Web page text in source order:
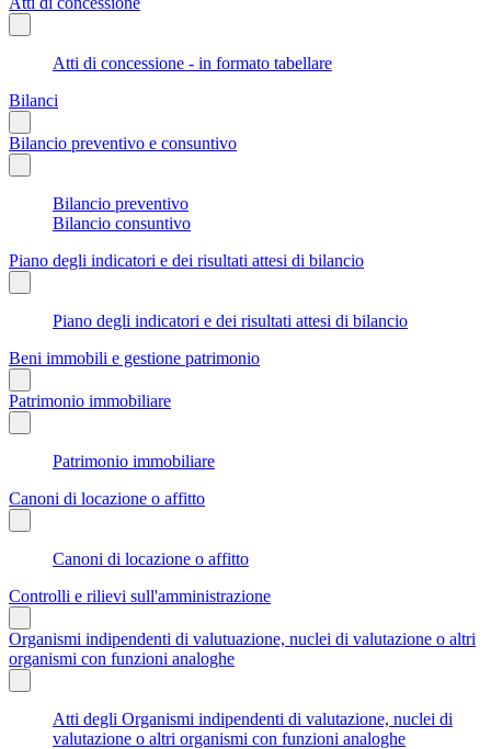
Atti di concessione - in formato tabellare
Bilanci
Bilancio preventivo e consuntivo
Bilancio preventivo
Bilancio consuntivo
Piano degli indicatori e dei risultati attesi di bilancio
Piano degli indicatori e dei risultati attesi di bilancio
Beni immobili e gestione patrimonio
Patrimonio immobiliare
Patrimonio immobiliare
Canoni di locazione o affitto
Canoni di locazione o affitto
Controlli e rilievi sull'amministrazione
Organismi indipendenti di valutuazione, nuclei di valutazione o altri
organismi con funzioni analoghe
Atti degli Organismi indipendenti di valutazione, nuclei di
valutazione o altri organismi con funzioni analoghe